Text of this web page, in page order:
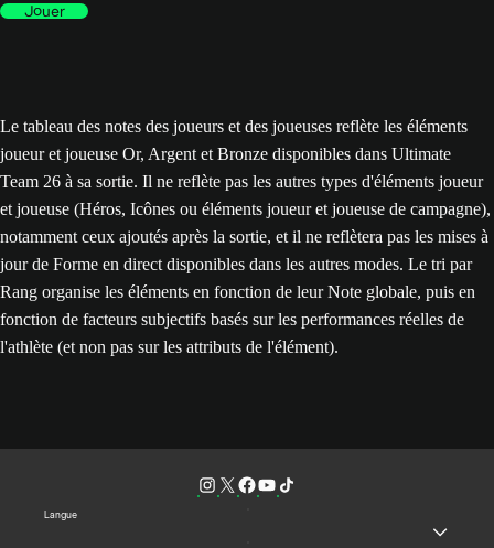
Jouer
Le tableau des notes des joueurs et des joueuses reflète les éléments
joueur et joueuse Or, Argent et Bronze disponibles dans Ultimate
Team 26 à sa sortie. Il ne reflète pas les autres types d'éléments joueur
et joueuse (Héros, Icônes ou éléments joueur et joueuse de campagne),
notamment ceux ajoutés après la sortie, et il ne reflètera pas les mises à
jour de Forme en direct disponibles dans les autres modes. Le tri par
Rang organise les éléments en fonction de leur Note globale, puis en
fonction de facteurs subjectifs basés sur les performances réelles de
l'athlète (et non pas sur les attributs de l'élément).
Langue